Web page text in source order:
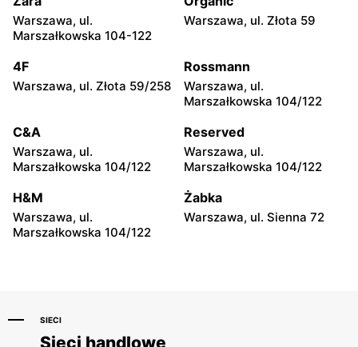
Reserved
Grzecznarowskiego 28
Reserved
Reserved
Zdanowskiego 4
Reserved
Emila Fieldorfa Nila 28
Reserved
Warszawska 1
Reserved
Piłsudskiego 51
Reserved Reserved
Warszawa, ul.
Marszałkowska 104-122
Warszawa, ul. Złota 59
4F
Warszawa, ul. Złota 59/258
Rossmann
Warszawa, ul.
Marszałkowska 104/122
C&A
Warszawa, ul.
Marszałkowska 104/122
Reserved
Warszawa, ul.
Marszałkowska 104/122
H&M
Warszawa, ul.
Marszałkowska 104/122
Żabka
Warszawa, ul. Sienna 72
SIECI
Sieci handlowe